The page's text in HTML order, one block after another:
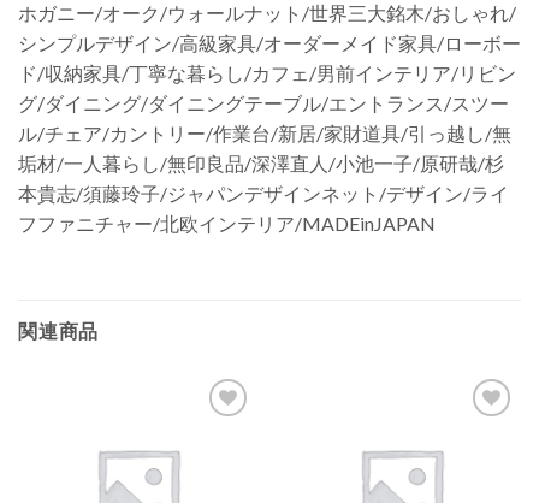
ホガニー/オーク/ウォールナット/世界三大銘木/おしゃれ/
シンプルデザイン/高級家具/オーダーメイド家具/ローボー
ド/収納家具/丁寧な暮らし/カフェ/男前インテリア/リビン
グ/ダイニング/ダイニングテーブル/エントランス/スツー
ル/チェア/カントリー/作業台/新居/家財道具/引っ越し/無
垢材/一人暮らし/無印良品/深澤直人/小池一子/原研哉/杉
本貴志/須藤玲子/ジャパンデザインネット/デザイン/ライ
フファニチャー/北欧インテリア/MADEinJAPAN
関連商品